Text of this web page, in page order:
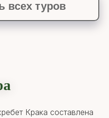
всех туров
Крака составлена